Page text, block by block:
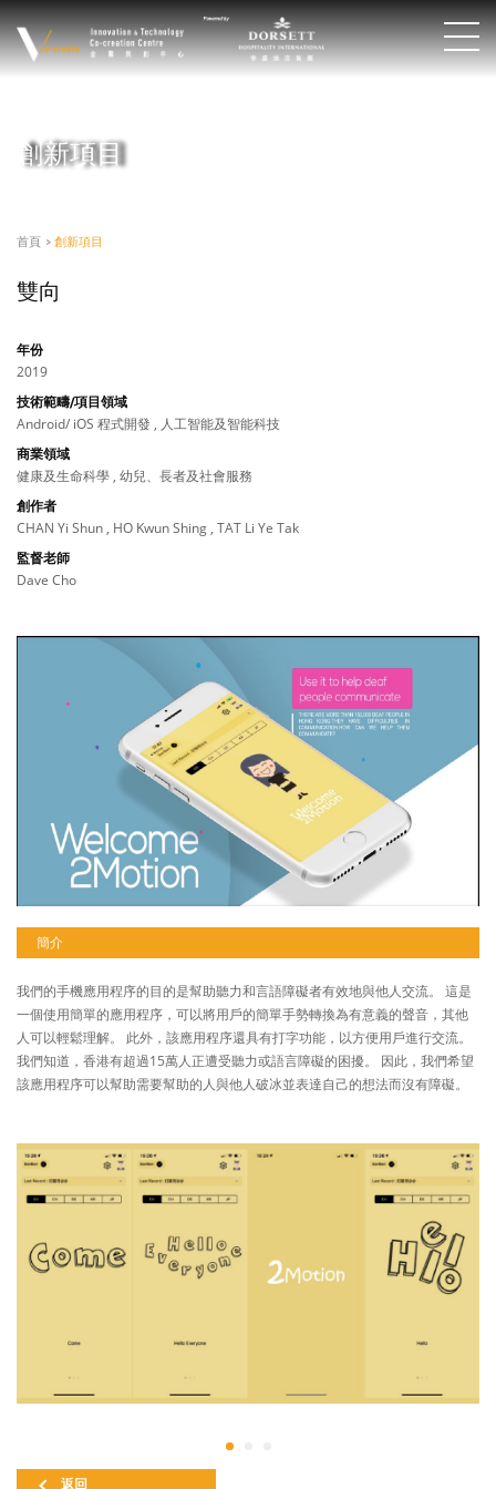
創新項目
首頁 > 創新項目
雙向
年份
2019
技術範疇/項目領域
Android/ iOS 程式開發 , 人工智能及智能科技
商業領域
健康及生命科學 , 幼兒、長者及社會服務
創作者
CHAN Yi Shun , HO Kwun Shing , TAT Li Ye Tak
監督老師
Dave Cho
簡介
我們的手機應用程序的目的是幫助聽力和言語障礙者有效地與他人交流。 這是
一個使用簡單的應用程序，可以將用戶的簡單手勢轉換為有意義的聲音，其他
人可以輕鬆理解。 此外，該應用程序還具有打字功能，以方便用戶進行交流。
我們知道，香港有超過15萬人正遭受聽力或語言障礙的困擾。 因此，我們希望
該應用程序可以幫助需要幫助的人與他人破冰並表達自己的想法而沒有障礙。
返回